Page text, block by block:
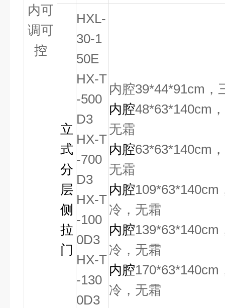
内可
调可
控
立
式
分
层
侧
拉
门
HXL-
30-1
50E
HX-T
-500
D3
HX-T
-700
D3
HX-T
-100
0D3
HX-T
-130
0D3
内腔39*44*91cm，
内腔48*63*140cm ，
无霜
内腔63*63*140cm ，
无霜
内腔109*63*140cm
冷，无霜
内腔139*63*140cm
冷，无霜
内腔170*63*140cm
冷，无霜